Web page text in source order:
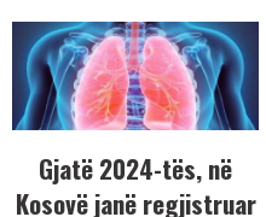
Gjatë 2024-tës, në
Kosovë janë regjistruar